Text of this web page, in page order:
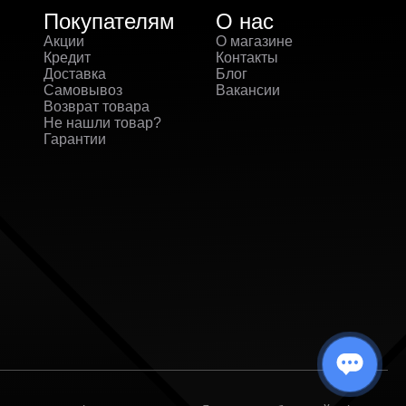
Покупателям
Акции
Кредит
Доставка
Самовывоз
Возврат товара
Не нашли товар?
Гарантии
О нас
О магазине
Контакты
Блог
Вакансии